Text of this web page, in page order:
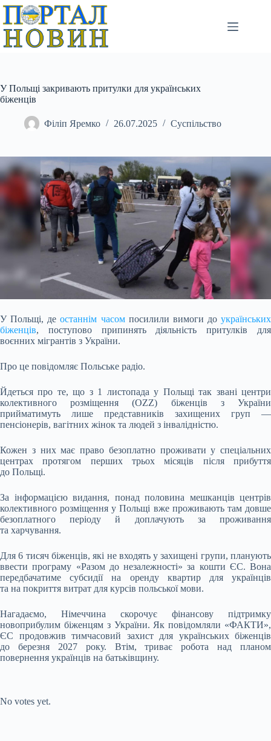
Перейти
вмісту
У Польщі закривають притулки для українських
біженців
Філіп Яремко 26.07.2025 Суспільство
У Польщі, деостаннім часомпосилили вимоги до українських
біженців, поступово припинять діяльність притулків для
воєнних мігрантів з України.
Про це повідомляє Польське радіо.
Йдеться про те, що з 1 листопада у Польщі так звані центри
колективного розміщення (OZZ) біженців з України
прийматимуть лише представників захищених груп —
пенсіонерів, вагітних жінок та людей з інвалідністю.
Кожен з них має право безоплатно проживати у спеціальних
центрах протягом перших трьох місяців після прибуття
до Польщі.
За інформацією видання, понад половина мешканців центрів
колективного розміщення у Польщі вже проживають там довше
безоплатного періоду й доплачують за проживання
та харчування.
Для 6 тисяч біженців, які не входять у захищені групи, планують
ввести програму «Разом до незалежності» за кошти ЄС. Вона
передбачатиме субсидії на оренду квартир для українців
та на покриття витрат для курсів польської мови.
Нагадаємо, Німеччина скорочує фінансову підтримку
новоприбулим біженцям з України. Як повідомляли «ФАКТИ»,
ЄС продовжив тимчасовий захист для українських біженців
до березня 2027 року. Втім, триває робота над планом
повернення українців на батьківщину.
No votes yet.